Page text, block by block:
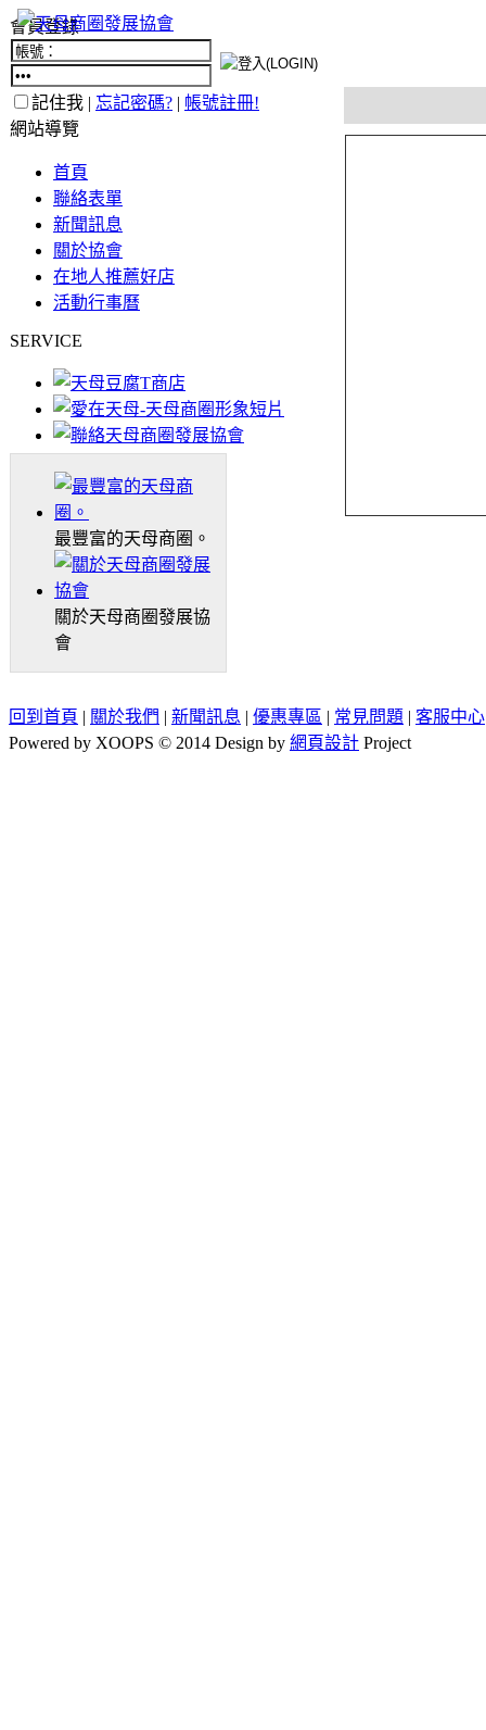
會員登錄
記住我 | 忘記密碼? | 帳號註冊!
網站導覽
首頁
聯絡表單
新聞訊息
關於協會
在地人推薦好店
活動行事曆
SERVICE
最豐富的天母商圈。
關於天母商圈發展協
會
回到首頁 | 關於我們 | 新聞訊息 | 優惠專區 | 常見問題 | 客服中心
Powered by XOOPS © 2014 Design by 網頁設計 Project